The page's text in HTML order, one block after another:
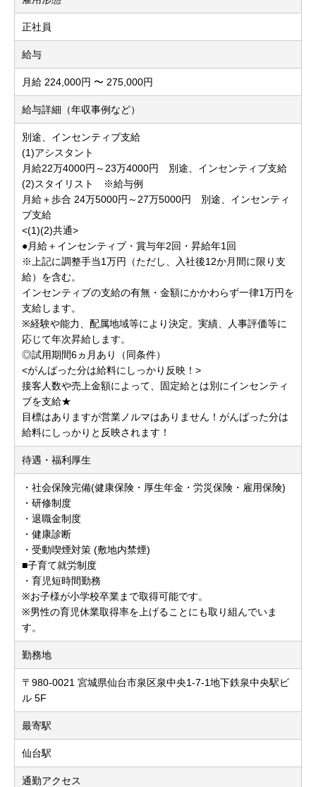
正社員
給与
月給 224,000円 〜 275,000円
給与詳細（年収事例など）
別途、インセンティブ支給
(1)アシスタント
月給22万4000円～23万4000円 別途、インセンティブ支給
(2)スタイリスト ※給与例
月給＋歩合 24万5000円～27万5000円 別途、インセンティ
ブ支給
<(1)(2)共通>
●月給＋インセンティブ・賞与年2回・昇給年1回
※上記に調整手当1万円（ただし、入社後12か月間に限り支
給）を含む。
インセンティブの支給の有無・金額にかかわらず一律1万円を
支給します。
※経験や能力、配属地域等により決定。実績、人事評価等に
応じて年次昇給します。
◎試用期間6ヵ月あり（同条件）
<がんばった分は給料にしっかり反映！>
接客人数や売上金額によって、固定給とは別にインセンティ
ブを支給★
目標はありますが営業ノルマはありません！がんばった分は
給料にしっかりと反映されます！
待遇・福利厚生
・社会保険完備(健康保険・厚生年金・労災保険・雇用保険)
・研修制度
・退職金制度
・健康診断
・受動喫煙対策 (敷地内禁煙)
■子育て就労制度
・育児短時間勤務
※お子様が小学校卒業まで取得可能です。
※男性の育児休業取得率を上げることにも取り組んでいま
す。
勤務地
〒980-0021 宮城県仙台市泉区泉中央1-7-1地下鉄泉中央駅ビ
ル 5F
最寄駅
仙台駅
通勤アクセス